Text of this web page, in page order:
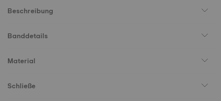
Beschreibung
Banddetails
Material
Schließe